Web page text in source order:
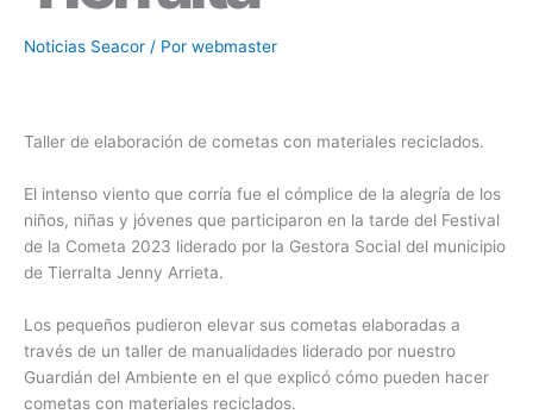
Noticias Seacor / Por webmaster
Taller de elaboración de cometas con materiales reciclados.
El intenso viento que corría fue el cómplice de la alegría de los
niños, niñas y jóvenes que participaron en la tarde del Festival
de la Cometa 2023 liderado por la Gestora Social del municipio
de Tierralta Jenny Arrieta.
Los pequeños pudieron elevar sus cometas elaboradas a
través de un taller de manualidades liderado por nuestro
Guardián del Ambiente en el que explicó cómo pueden hacer
cometas con materiales reciclados.